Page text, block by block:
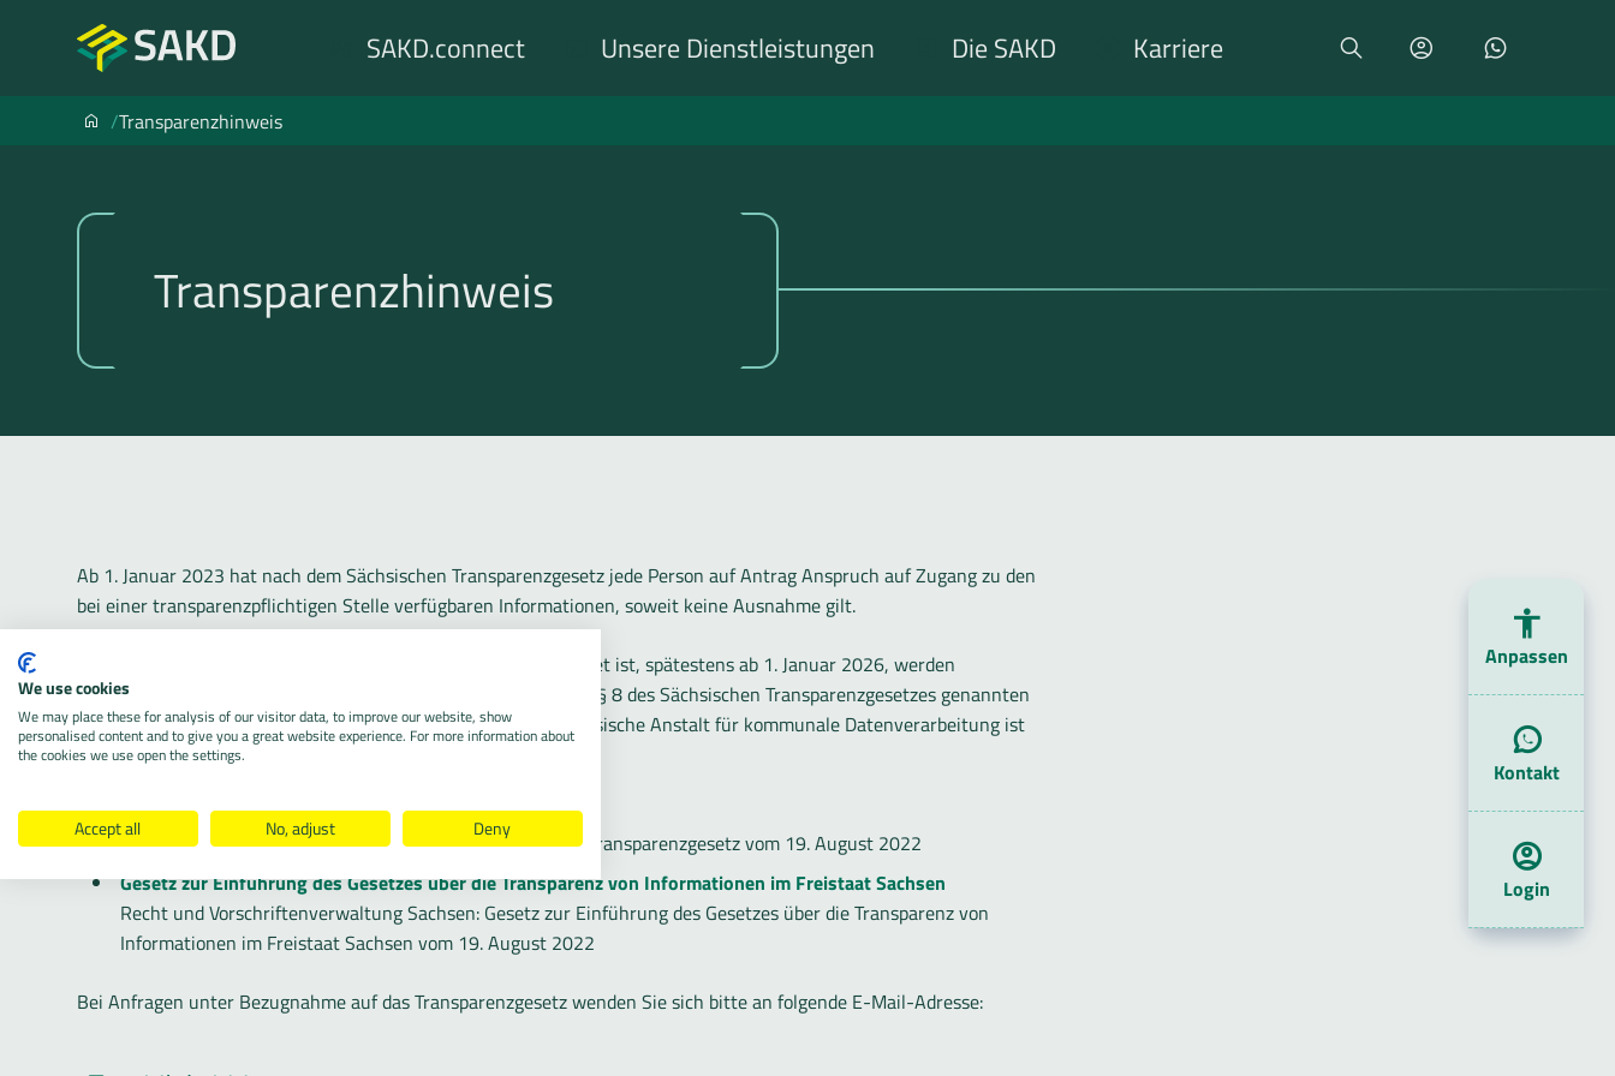
Anpassen
Kontakt
Login
SAKD.connect Unsere Dienstleistungen Die SAKD Karriere
SAKDTransparenzhinweis
Transparenzhinweis
Ab 1. Januar 2023 hat nach dem Sächsischen Transparenzgesetz jede Person auf Antrag Anspruch auf Zugang zu den
bei einer transparenzpflichtigen Stelle verfügbaren Informationen, soweit keine Ausnahme gilt.
Sobald die Sächsische Transparenzplattform im Internet errichtet ist, spätestens ab 1. Januar 2026, werden
transparenzpflichtige Stellen zusätzlich verpflichtet sein, die in § 8 des Sächsischen Transparenzgesetzes genannten
Informationen auf dieser Plattform zu veröffentlichen. Die Sächsische Anstalt für kommunale Datenverarbeitung ist
eine transparenzpflichtige Stelle.
Sächsisches Transparenzgesetz
Recht und Vorschriftenverwaltung Sachsen: Sächsisches Transparenzgesetz vom 19. August 2022
Gesetz zur Einführung des Gesetzes über die Transparenz von Informationen im Freistaat Sachsen
Recht und Vorschriftenverwaltung Sachsen: Gesetz zur Einführung des Gesetzes über die Transparenz von
Informationen im Freistaat Sachsen vom 19. August 2022
Bei Anfragen unter Bezugnahme auf das Transparenzgesetz wenden Sie sich bitte an folgende E-Mail-Adresse:
We use cookies
We may place these for analysis of our visitor data, to improve our website, show
personalised content and to give you a great website experience. For more information about
the cookies we use open the settings.
Accept all No, adjust Deny